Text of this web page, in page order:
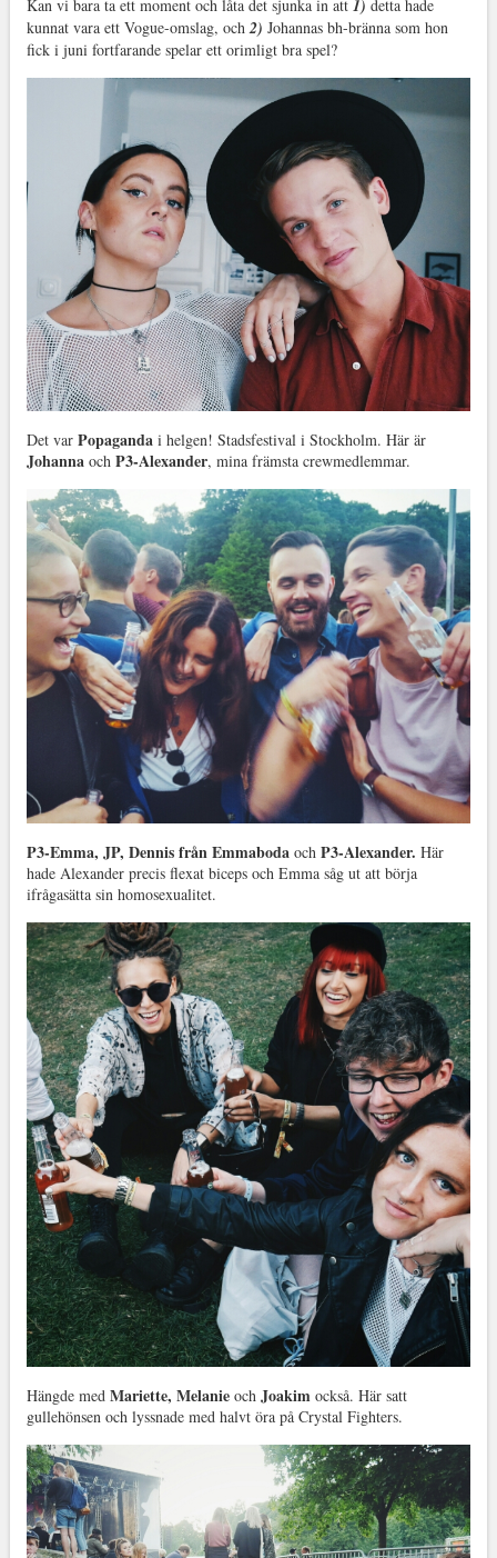
Kan vi bara ta ett moment och låta det sjunka in att 1) detta hade
kunnat vara ett Vogue-omslag, och2) Johannas bh-bränna som hon
fick i juni fortfarande spelar ett orimligt bra spel?
Det var Popagandai helgen! Stadsfestival i Stockholm. Här är
Johanna ochP3-Alexander, mina främsta crewmedlemmar.
P3-Emma, JP, Dennis från Emmaboda ochP3-Alexander. Här
hade Alexander precis flexat biceps och Emma såg ut att börja
ifrågasätta sin homosexualitet.
Hängde med Mariette, Melanieoch Joakimockså. Här satt
gullehönsen och lyssnade med halvt öra på Crystal Fighters.